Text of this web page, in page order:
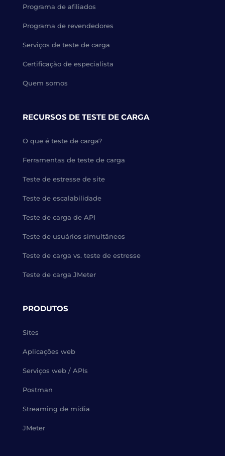
Programa de afiliados
Programa de revendedores
Serviços de teste de carga
Certificação de especialista
Quem somos
RECURSOS DE TESTE DE CARGA
O que é teste de carga?
Ferramentas de teste de carga
Teste de estresse de site
Teste de escalabilidade
Teste de carga de API
Teste de usuários simultâneos
Teste de carga vs. teste de estresse
Teste de carga JMeter
PRODUTOS
Sites
Aplicações web
Serviços web / APIs
Postman
Streaming de mídia
JMeter